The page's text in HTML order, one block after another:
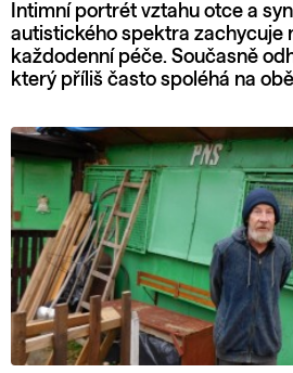
Intimní portrét vztahu otce a
autistického spektra zachycuje
každodenní péče. Současně
který příliš často spoléhá na